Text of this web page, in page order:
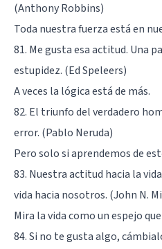
(Anthony Robbins)
Toda nuestra fuerza está en
81. Me gusta esa actitud. Una
estupidez. (Ed Speleers)
A veces la lógica está de más.
82. El triunfo del verdadero
error. (Pablo Neruda)
Pero solo si aprendemos de
83. Nuestra actitud hacia la
vida hacia nosotros. (John N.
Mira la vida como un espejo
84. Si no te gusta algo,